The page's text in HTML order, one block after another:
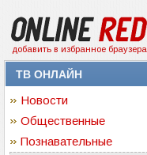
добавить в избранное браузера
ТВ ОНЛАЙН
Новости
Общественные
Познавательные